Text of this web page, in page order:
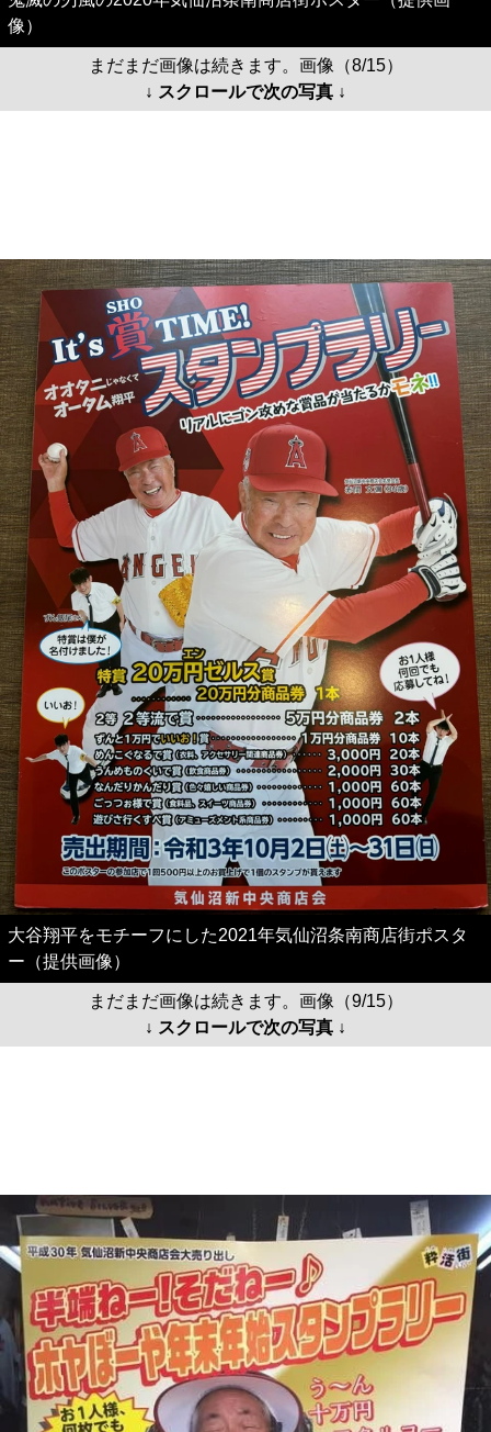
像）
まだまだ画像は続きます。画像（8/15）
↓ スクロールで次の写真 ↓
大谷翔平をモチーフにした2021年気仙沼条南商店街ポスタ
ー（提供画像）
まだまだ画像は続きます。画像（9/15）
↓ スクロールで次の写真 ↓